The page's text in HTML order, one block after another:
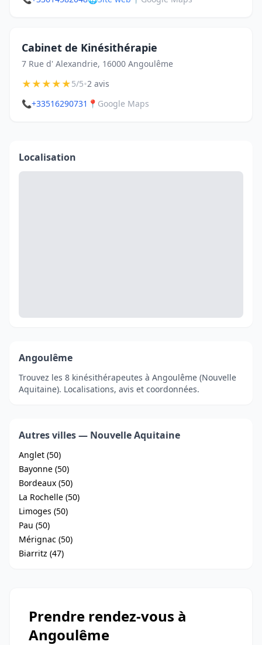
Cabinet de Kinésithérapie
7 Rue d' Alexandrie, 16000 Angoulême
★★★★★5/5•2 avis
📞+33516290731 📍 Google Maps
Localisation
Angoulême
Trouvez les 8 kinésithérapeutes à Angoulême (Nouvelle
Aquitaine). Localisations, avis et coordonnées.
Autres villes — Nouvelle Aquitaine
Anglet (50)
Bayonne (50)
Bordeaux (50)
La Rochelle (50)
Limoges (50)
Pau (50)
Mérignac (50)
Biarritz (47)
Prendre rendez-vous à
Angoulême